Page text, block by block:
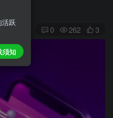
0 262 3
活跃
须知